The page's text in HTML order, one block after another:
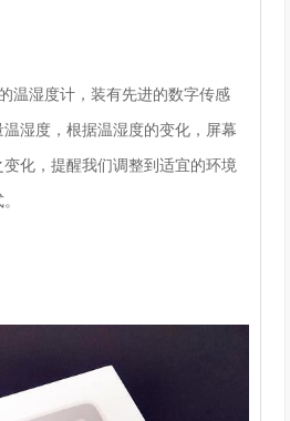
温湿度计，装有先进的数字传感
湿度，根据温湿度的变化，屏幕
变化，提醒我们调整到适宜的环境